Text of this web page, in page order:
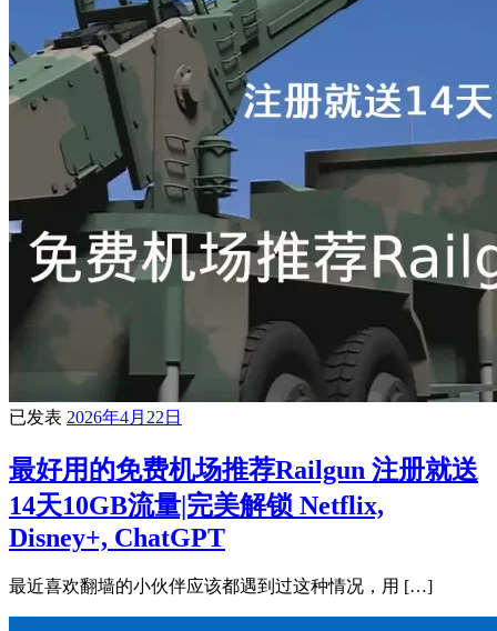
已发表 2026年4月22日
最好用的免费机场推荐Railgun 注册就送
14天10GB流量|完美解锁 Netflix,
Disney+, ChatGPT
最近喜欢翻墙的小伙伴应该都遇到过这种情况，用 […]